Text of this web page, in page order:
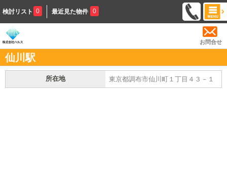
検討リスト 0 最近見た物件 0
お問合せ
仙川駅
所在地 東京都調布市仙川町１丁目４３－１